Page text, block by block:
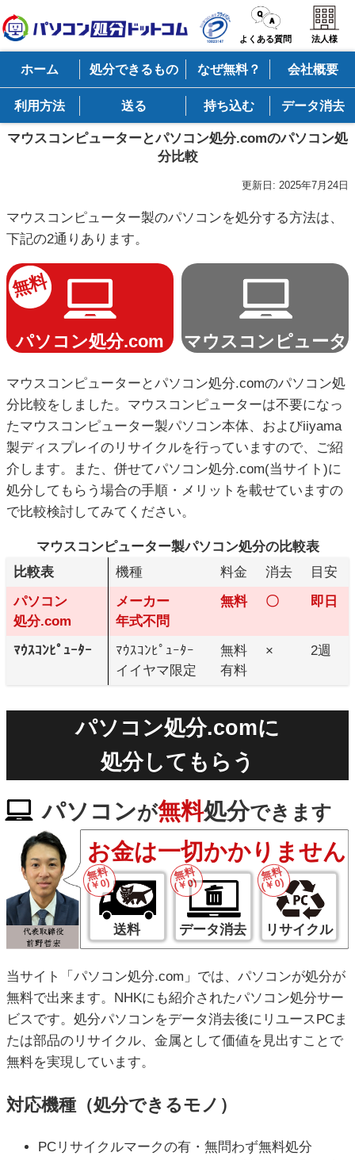
よくある質問 法人様
ホーム 処分できるもの なぜ無料？ 会社概要
利用方法 送る 持ち込む データ消去
マウスコンピューターとパソコン処分.comのパソコン処
分比較
更新日: 2025年7月24日
マウスコンピューター製のパソコンを処分する方法は、
下記の2通りあります。
無料
パソコン処分.com マウスコンピュータ
マウスコンピューターとパソコン処分.comのパソコン処
分比較をしました。マウスコンピューターは不要になっ
たマウスコンピューター製パソコン本体、およびiiyama
製ディスプレイのリサイクルを行っていますので、ご紹
介します。また、併せてパソコン処分.com(当サイト)に
処分してもらう場合の手順・メリットを載せていますの
で比較検討してみてください。
マウスコンピューター製パソコン処分の比較表
比較表
機種 料金 消去
目安
パソコン
処分.com
メーカー
年式不問
無料 〇 即日
ﾏｳｽｺﾝﾋﾟｭｰﾀｰ
ﾏｳｽｺﾝﾋﾟｭｰﾀｰ
イイヤマ限定
無料
有料
× 2週
パソコン処分.comに
処分してもらう
パソコンが無料処分できます
お金は一切かかりません
送料 データ消去 リサイクル
無料
(￥0)
無料
(￥0)
無料
(￥0)
当サイト「パソコン処分.com」では、パソコンが処分が
無料で出来ます。NHKにも紹介されたパソコン処分サー
ビスです。処分パソコンをデータ消去後にリユースPCま
たは部品のリサイクル、金属として価値を見出すことで
無料を実現しています。
対応機種（処分できるモノ）
PCリサイクルマークの有・無問わず無料処分